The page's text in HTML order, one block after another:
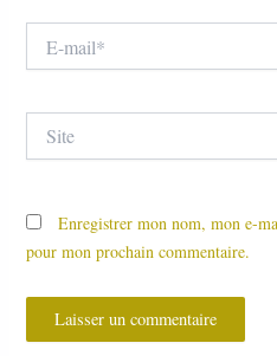
mail*
Enregistrer mon nom, mon e-
pour mon prochain commentaire.